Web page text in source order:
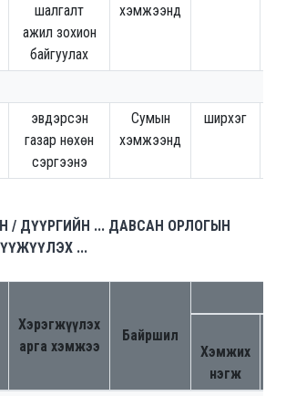
шалгалт
ажил зохион
байгуулах
хэмжээнд
эвдэрсэн
газар нөхөн
сэргээнэ
Сумын
хэмжээнд
ширхэг
/ ДҮҮРГИЙН ... ДАВСАН ОРЛОГЫН
...
Хэрэгжүүлэх
арга хэмжээ
Байршил
Хэмжих
нэгж